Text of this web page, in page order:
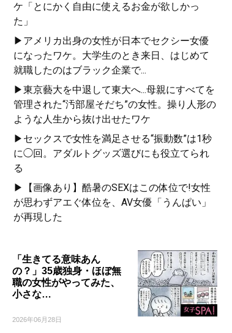
ケ「とにかく自由に使えるお金が欲しかっ
た」
▶アメリカ出身の女性が日本でセクシー女優
になったワケ。大学生のとき来日、はじめて
就職したのはブラック企業で...
▶東京藝大を中退して東大へ...母親にすべてを
管理された“汚部屋そだち”の女性。操り人形の
ような人生から抜け出せたワケ
▶セックスで女性を満足させる“振動数”は1秒
に◯回。アダルトグッズ選びにも役立てられ
る
▶【画像あり】酷暑のSEXはこの体位で!女性
が思わずアエぐ体位を、AV女優「うんぱい」
が再現した
「生きてる意味あん
の？」35歳独身・ほぼ無
職の女性がやってみた、
小さな…
2026年06月28日